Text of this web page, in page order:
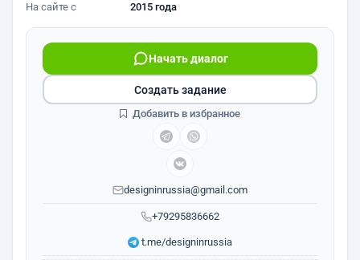
На сайте с
2015 года
+79295836662
Начать диалог
designinrussia@gmail.com
t.me/designinrussia
Создать задание
Добавить в избранное